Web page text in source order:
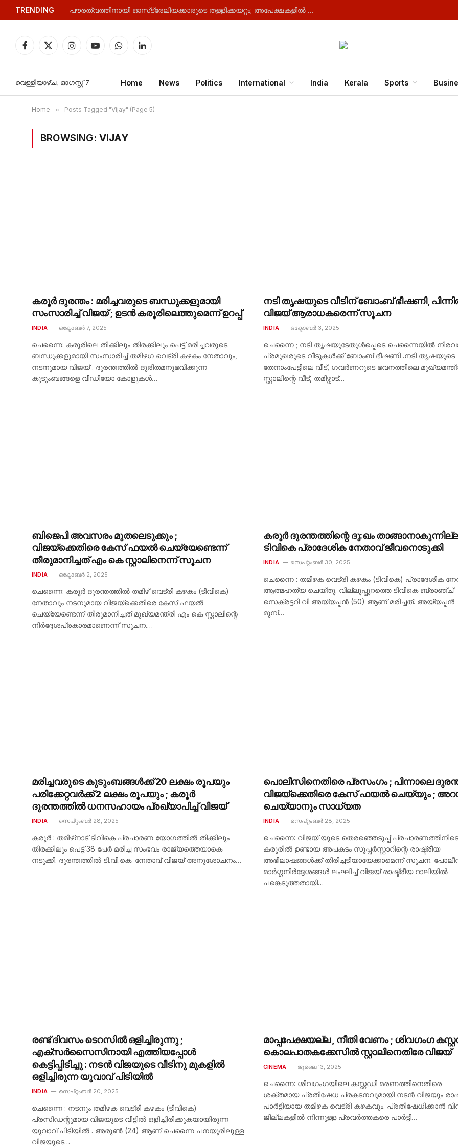
TRENDING പൗരത്വത്തിനായി ഓസ്‌ട്രേലിയക്കാരുടെ തള്ളിക്കയറ്റം; അപേക്ഷകളിൽ റെക്കോർഡ്
Facebook
X
InstagramYouTubeWhatsAppLinkedIn
വെള്ളിയാഴ്‌ച, ഓഗസ്റ്റ്‌ 7 Home News Politics International India Kerala Sports
Home » Posts Tagged "Vijay" (Page 5)
BROWSING: VIJAY
കരൂർ ദുരന്തം : മരിച്ചവരുടെ ബന്ധുക്കളുമായി
സംസാരിച്ച് വിജയ് ; ഉടൻ കരൂരിലെത്തുമെന്ന് ഉറപ്പ്
INDIA ഒക്ടോബർ 7, 2025
ചെന്നൈ: കരൂരിലെ തിക്കിലും തിരക്കിലും പെട്ട് മരിച്ചവരുടെ
ബന്ധുക്കളുമായി സംസാരിച്ച് തമിഴഗ വെട്രി കഴകം നേതാവും,
നടനുമായ വിജയ് . ദുരന്തത്തിൽ ദുരിതമനുഭവിക്കുന്ന
കുടുംബങ്ങളെ വീഡിയോ കോളുകൾ…
നടി തൃഷയുടെ വീടിന് ബോംബ് ഭീഷണി,
വിജയ് ആരാധകരെന്ന് സൂചന
INDIA ഒക്ടോബർ 3, 2025
ചെന്നൈ ; നടി തൃഷയുടേതുൾപ്പെടെ ചെന്നൈയിൽ
പ്രമുഖരുടെ വീടുകൾക്ക് ബോംബ് ഭീഷണി .നടി തൃഷയുടെ
തേനാംപേട്ടിലെ വീട്, ഗവർണറുടെ ഭവനത്തിലെ
സ്റ്റാലിന്റെ വീട്, തമിഴ്നാട്…
ബിജെപി അവസരം മുതലെടുക്കും ;
വിജയ്ക്കെതിരെ കേസ് ഫയൽ ചെയ്യേണ്ടെന്ന്
തീരുമാനിച്ചത് എം കെ സ്റ്റാലിനെന്ന് സൂചന
INDIA ഒക്ടോബർ 2, 2025
ചെന്നൈ: കരൂർ ദുരന്തത്തിൽ തമിഴ് വെട്രി കഴകം (ടിവികെ)
നേതാവും നടനുമായ വിജയ്ക്കെതിരെ കേസ് ഫയൽ
ചെയ്യേണ്ടെന്ന് തീരുമാനിച്ചത് മുഖ്യമന്ത്രി എം കെ സ്റ്റാലിന്റെ
നിർദ്ദേശപ്രകാരമാണെന്ന് സൂചന.…
കരൂർ ദുരന്തത്തിന്റെ ദു:ഖം
ടിവികെ പ്രാദേശിക നേതാവ് ജീവനൊടുക്കി
INDIA സെപ്റ്റംബർ 30, 2025
ചെന്നൈ : തമിഴക വെട്രി കഴകം (ടിവികെ) പ്രാദേശിക
ആത്മഹത്യ ചെയ്തു. വില്ലുപ്പുറത്തെ ടിവികെ ബ്രാഞ്ച്
സെക്രട്ടറി വി അയ്യപ്പൻ (50) ആണ് മരിച്ചത്. അയ്യപ്പൻ
മുമ്പ്…
മരിച്ചവരുടെ കുടുംബങ്ങൾക്ക് 20 ലക്ഷം രൂപയും
പരിക്കേറ്റവർക്ക് 2 ലക്ഷം രൂപയും ; കരൂർ
ദുരന്തത്തിൽ ധനസഹായം പ്രഖ്യാപിച്ച് വിജയ്
INDIA സെപ്റ്റംബർ 28, 2025
കരൂർ : തമിഴ്‌നാട് ടിവികെ പ്രചാരണ യോഗത്തിൽ തിക്കിലും
തിരക്കിലും പെട്ട് 38 പേർ മരിച്ച സംഭവം രാജ്യത്തെയാകെ
നടുക്കി. ദുരന്തത്തിൽ ടി.വി.കെ. നേതാവ് വിജയ് അനുശോചനം…
പൊലീസിനെതിരെ പ്രസംഗം ; പിന്നാലെ
വിജയ്ക്കെതിരെ കേസ് ഫയൽ ചെയ്യും ;
ചെയ്യാനും സാധ്യത
INDIA സെപ്റ്റംബർ 28, 2025
ചെന്നൈ: വിജയ് യുടെ തെരഞ്ഞെടുപ്പ് പ്രചാരണത്തിനിടെ
കരൂരിൽ ഉണ്ടായ അപകടം സൂപ്പർസ്റ്റാറിന്റെ രാഷ്ട്രീയ
അഭിലാഷങ്ങൾക്ക് തിരിച്ചടിയായേക്കാമെന്ന് സൂചന.
മാർഗ്ഗനിർദ്ദേശങ്ങൾ ലംഘിച്ച് വിജയ് രാഷ്ട്രീയ റാലിയിൽ
പങ്കെടുത്തതായി…
രണ്ട് ദിവസം ടെറസിൽ ഒളിച്ചിരുന്നു ;
എക്സർസൈസിനായി എത്തിയപ്പോൾ
കെട്ടിപ്പിടിച്ചു : നടൻ വിജയുടെ വീടിനു മുകളിൽ
ഒളിച്ചിരുന്ന യുവാവ് പിടിയിൽ
INDIA സെപ്റ്റംബർ 20, 2025
ചെന്നൈ : നടനും തമിഴക വെട്രി കഴകം (ടിവികെ)
പ്രസിഡന്റുമായ വിജയുടെ വീട്ടിൽ ഒളിച്ചിരിക്കുകയായിരുന്ന
യുവാവ് പിടിയിൽ . അരുൺ (24) ആണ് ചെന്നൈ പനയൂരിലുള്ള
വിജയുടെ…
മാപ്പപേക്ഷയല്ല , നീതി വേണം ; ശിവഗംഗ
കൊലപാതകക്കേസില്‍ സ്റ്റാലിനെതിരേ വിജയ്
CINEMA ജൂലൈ 13, 2025
ചെന്നൈ: ശിവഗംഗയിലെ കസ്റ്റഡി മരണത്തിനെതിരെ
ശക്തമായ പ്രതിഷേധ പ്രകടനവുമായി നടൻ വിജയും
പാർട്ടിയായ തമിഴക വെട്രി കഴകവും. പ്രതിഷേധിക്കാൻ
ജില്ലകളിൽ നിന്നുള്ള പ്രവർത്തകരെ പാർട്ടി…